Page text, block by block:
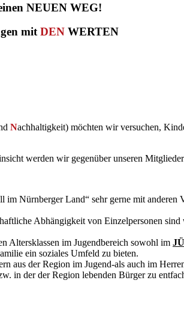
NEUEN WEG!
mitDEN WERTEN
Nachhaltigkeit) möchten wir versuchen,
werden wir gegenüber unseren
Nürnberger Land“ sehr gerne mit anderen
Abhängigkeit von Einzelpersonen sind
Altersklassen im Jugendbereich sowohl im
ein soziales Umfeld zu bieten.
aus der Region im Jugend-als auch im
in der der Region lebenden Bürger zu